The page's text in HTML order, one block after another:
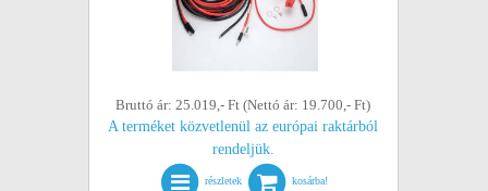
Bruttó ár: 25.019,- Ft (Nettó ár: 19.700,- Ft)
A terméket közvetlenül az európai raktárból
rendeljük.
részletek kosárba!